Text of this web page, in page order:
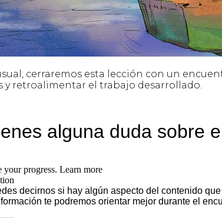
cerraremos esta lección con un
y retroalimentar el trabajo desarrollado.